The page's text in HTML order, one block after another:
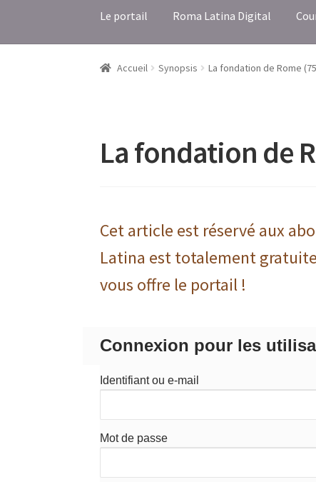
Le portail Roma Latina Digital
Accueil Synopsis La fondation de Rome
La fondation de
Cet article est réservé aux
Latina est totalement
vous offre le portail !
Connexion pour les
Identifiant ou e-mail
Mot de passe